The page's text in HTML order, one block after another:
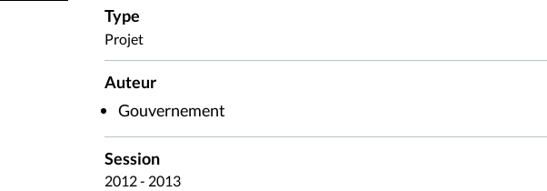
Type
Projet
Auteur
Gouvernement
Session
2012 - 2013